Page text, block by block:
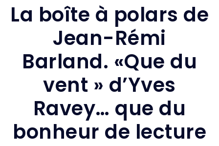
La boîte à polars de
Jean-Rémi
Barland. «Que du
vent » d’Yves
Ravey… que du
bonheur de lecture